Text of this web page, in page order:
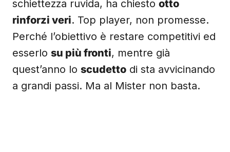
schiettezza ruvida, ha chiesto otto
rinforzi veri. Top player, non promesse.
Perché l’obiettivo è restare competitivi ed
esserlo su più fronti, mentre già
quest’anno lo scudetto di sta avvicinando
a grandi passi. Ma al Mister non basta.